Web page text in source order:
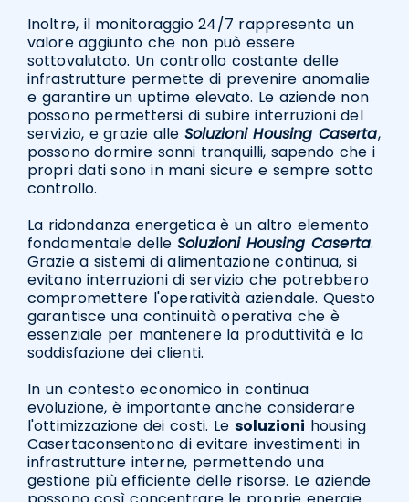
Inoltre, il monitoraggio 24/7 rappresenta un
valore aggiunto che non può essere
sottovalutato. Un controllo costante delle
infrastrutture permette di prevenire anomalie
e garantire un uptime elevato. Le aziende non
possono permettersi di subire interruzioni del
servizio, e grazie alle Soluzioni Housing Caserta,
possono dormire sonni tranquilli, sapendo che i
propri dati sono in mani sicure e sempre sotto
controllo.
La ridondanza energetica è un altro elemento
fondamentale delleSoluzioni Housing Caserta.
Grazie a sistemi di alimentazione continua, si
evitano interruzioni di servizio che potrebbero
compromettere l'operatività aziendale. Questo
garantisce una continuità operativa che è
essenziale per mantenere la produttività e la
soddisfazione dei clienti.
In un contesto economico in continua
evoluzione, è importante anche considerare
l'ottimizzazione dei costi. Le soluzioni housing
Casertaconsentono di evitare investimenti in
infrastrutture interne, permettendo una
gestione più efficiente delle risorse. Le aziende